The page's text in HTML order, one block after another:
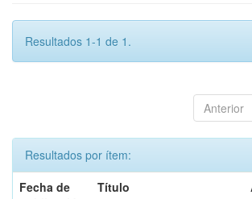
Resultados 1-1 de 1.
Anterior
Resultados por ítem:
Fecha de
Título